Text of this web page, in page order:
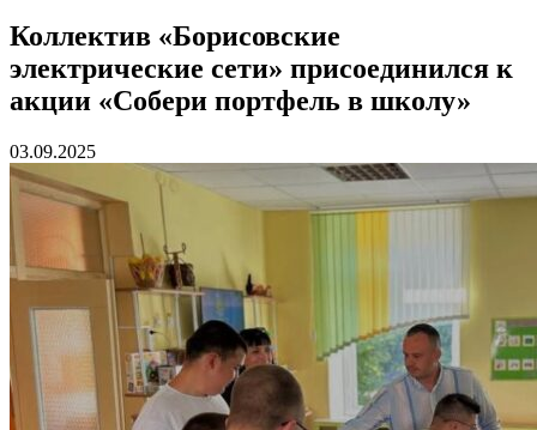
Коллектив «Борисовские
электрические сети» присоединился к
акции «Собери портфель в школу»
03.09.2025